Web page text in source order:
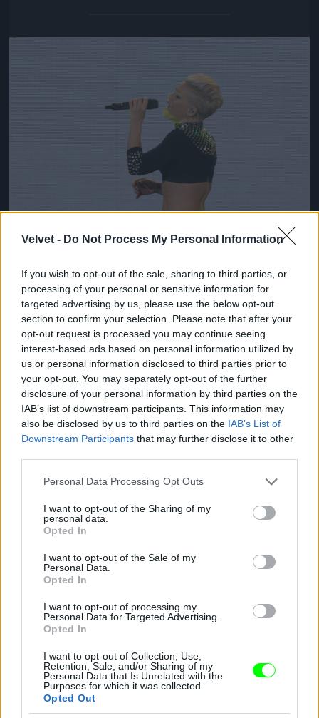
Velvet - Do Not Process My Personal Information
If you wish to opt-out of the sale, sharing to third parties, or
processing of your personal or sensitive information for
targeted advertising by us, please use the below opt-out
section to confirm your selection. Please note that after your
opt-out request is processed you may continue seeing
interest-based ads based on personal information utilized by
us or personal information disclosed to third parties prior to
your opt-out. You may separately opt-out of the further
disclosure of your personal information by third parties on the
IAB’s list of downstream participants. This information may
also be disclosed by us to third parties on the IAB’s List of
Downstream Participants that may further disclose it to other
Please note that this website/app uses one or more Google
not limited to your visit or usage behaviour. You may click to
grant or deny consent to Google and its third-party tags to
use your data for below specified purposes in below Google
consent section.
Personal Data Processing Opt Outs
I want to opt-out of the Sharing of my
personal data.
Opted In
I want to opt-out of the Sale of my
Personal Data.
Opted In
I want to opt-out of processing my
Personal Data for Targeted Advertising.
Opted In
I want to opt-out of Collection, Use,
Retention, Sale, and/or Sharing of my
Personal Data that Is Unrelated with the
Purposes for which it was collected.
Opted Out
Fotó: Dave Kotinsky / Europress / Getty